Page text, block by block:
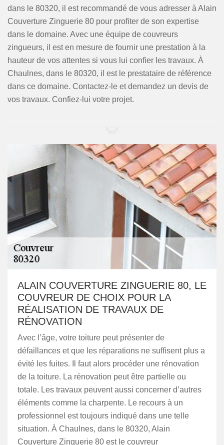
dans le 80320, il est recommandé de vous adresser à Alain
Couverture Zinguerie 80 pour profiter de son expertise
dans le domaine. Avec une équipe de couvreurs
zingueurs, il est en mesure de fournir une prestation à la
hauteur de vos attentes si vous lui confier les travaux. À
Chaulnes, dans le 80320, il est le prestataire de référence
dans ce domaine. Contactez-le et demandez un devis de
vos travaux. Confiez-lui votre projet.
ALAIN COUVERTURE ZINGUERIE 80, LE
COUVREUR DE CHOIX POUR LA
RÉALISATION DE TRAVAUX DE
RÉNOVATION
Avec l’âge, votre toiture peut présenter de
défaillances et que les réparations ne suffisent plus a
évité les fuites. Il faut alors procéder une rénovation
de la toiture. La rénovation peut être partielle ou
totale. Les travaux peuvent aussi concerner d’autres
éléments comme la charpente. Le recours à un
professionnel est toujours indiqué dans une telle
situation. À Chaulnes, dans le 80320, Alain
Couverture Zinguerie 80 est le couvreur